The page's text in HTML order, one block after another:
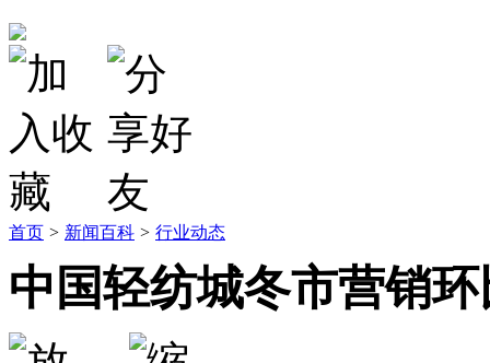
首页 > 新闻百科 > 行业动态
中国轻纺城冬市营销